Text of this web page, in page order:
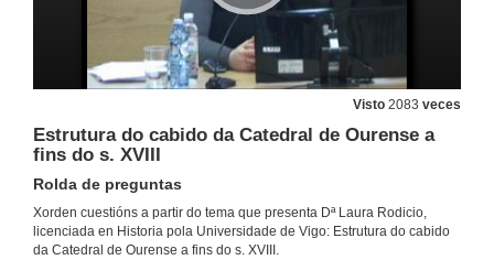
Visto 2083 veces
Estrutura do cabido da Catedral de Ourense a
fins do s. XVIII
Rolda de preguntas
Xorden cuestións a partir do tema que presenta Dª Laura Rodicio,
licenciada en Historia pola Universidade de Vigo: Estrutura do cabido
da Catedral de Ourense a fins do s. XVIII.
Relatorio
28 de nov. de 2012
Elaboración e planificación de rutas patrimoniais no curso alto do río Arnoia.
28 de nov. de 2012
28 de nov. de 2012